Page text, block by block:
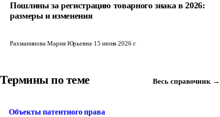
Пошлины за регистрацию товарного знака в 2026:
размеры и изменения
Рахманинова Мария Юрьевна·15 июня 2026 г.
Термины по теме Весь справочник →
Объекты патентного права